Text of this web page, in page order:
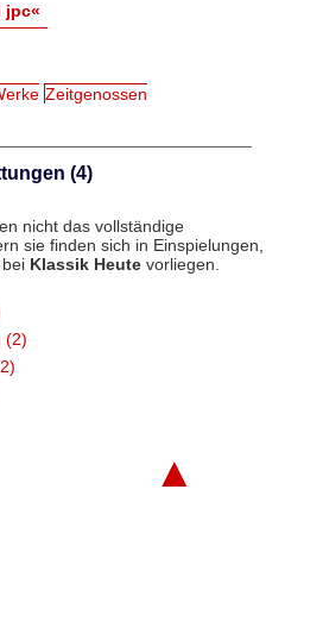
jpc«
Zeitgenossen
(4)
nicht das vollständige
sie finden sich in Einspielungen,
Klassik Heutevorliegen.
(2)
▲